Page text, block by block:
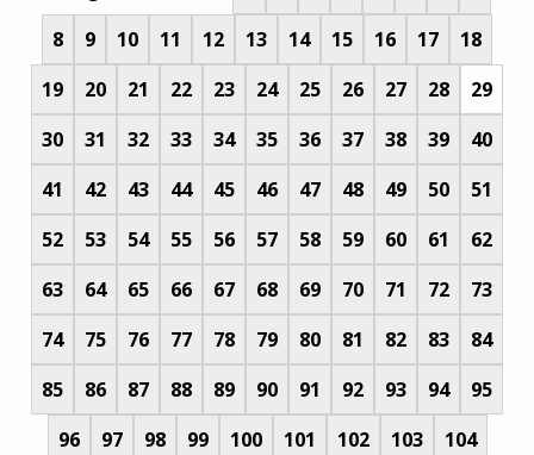
8
9 10 11 12 13 14 15 16 17
18
19
20 21 22 23 24 25 26 27 28
29
30
31 32 33 34 35 36 37 38 39
40
41
42 43 44 45 46 47 48 49 50
51
52
53 54 55 56 57 58 59 60 61
62
63
64 65 66 67 68 69 70 71 72
73
74
75 76 77 78 79 80 81 82 83
84
85
86 87 88 89 90 91 92 93 94
95
96
97 98 99 100 101 102 103
104